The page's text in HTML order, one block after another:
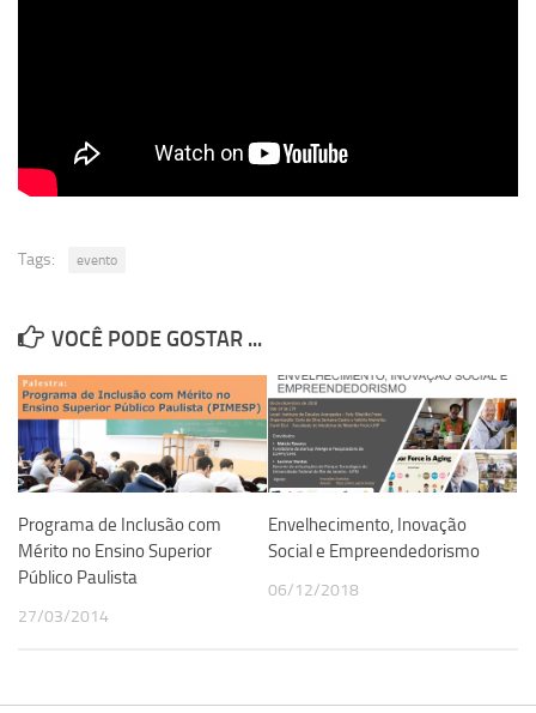
Newsletter
Tags: evento
VOCÊ PODE GOSTAR ...
Programa de Inclusão com
Mérito no Ensino Superior
Público Paulista
27/03/2014
Envelhecimento, Inovação
Social e Empreendedorismo
06/12/2018